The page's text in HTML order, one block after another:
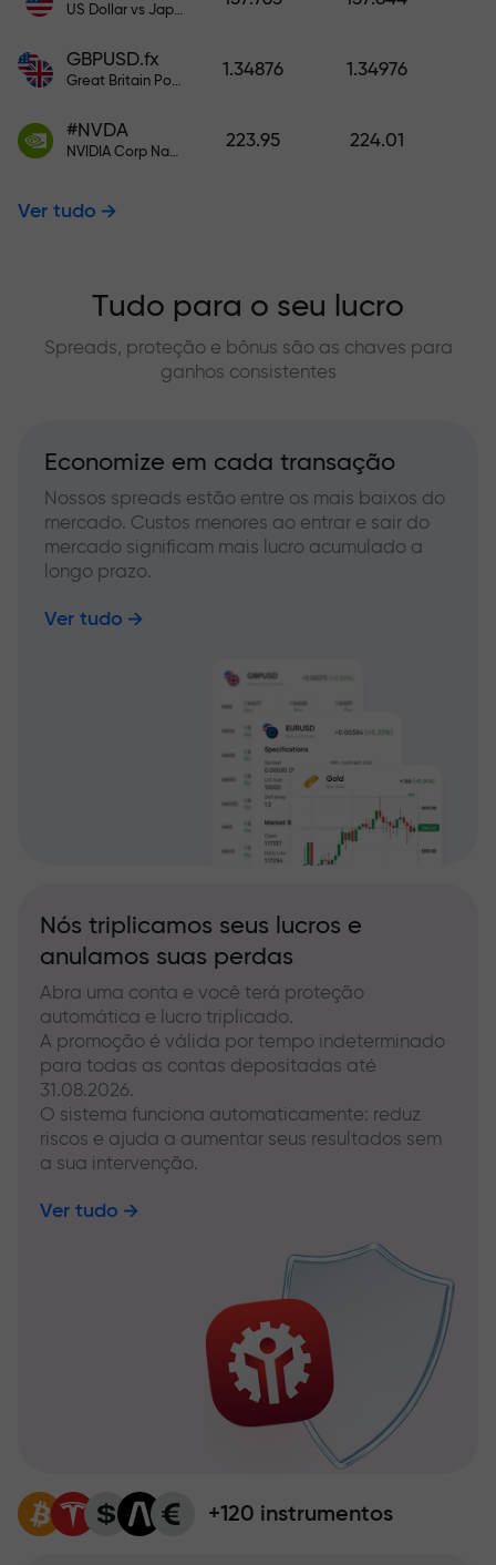
US Dollar vs Japanese Yen
GBPUSD.fx
Great Britain Pound vs US Dollar
1.34876 1.34976
#NVDA
NVIDIA Corp Nasdaq Stock Exchange (Nasdaq) USD
223.95 224.01
Ver tudo
Tudo para o seu lucro
Spreads, proteção e bônus são as chaves para
ganhos consistentes
Economize em cada transação
Nossos spreads estão entre os mais baixos do
mercado. Custos menores ao entrar e sair do
mercado significam mais lucro acumulado a
longo prazo.
Ver tudo
Nós triplicamos seus lucros e
anulamos suas perdas
Abra uma conta e você terá proteção
automática e lucro triplicado.
A promoção é válida por tempo indeterminado
para todas as contas depositadas até
31.08.2026.
O sistema funciona automaticamente: reduz
riscos e ajuda a aumentar seus resultados sem
a sua intervenção.
Ver tudo
+120 instrumentos